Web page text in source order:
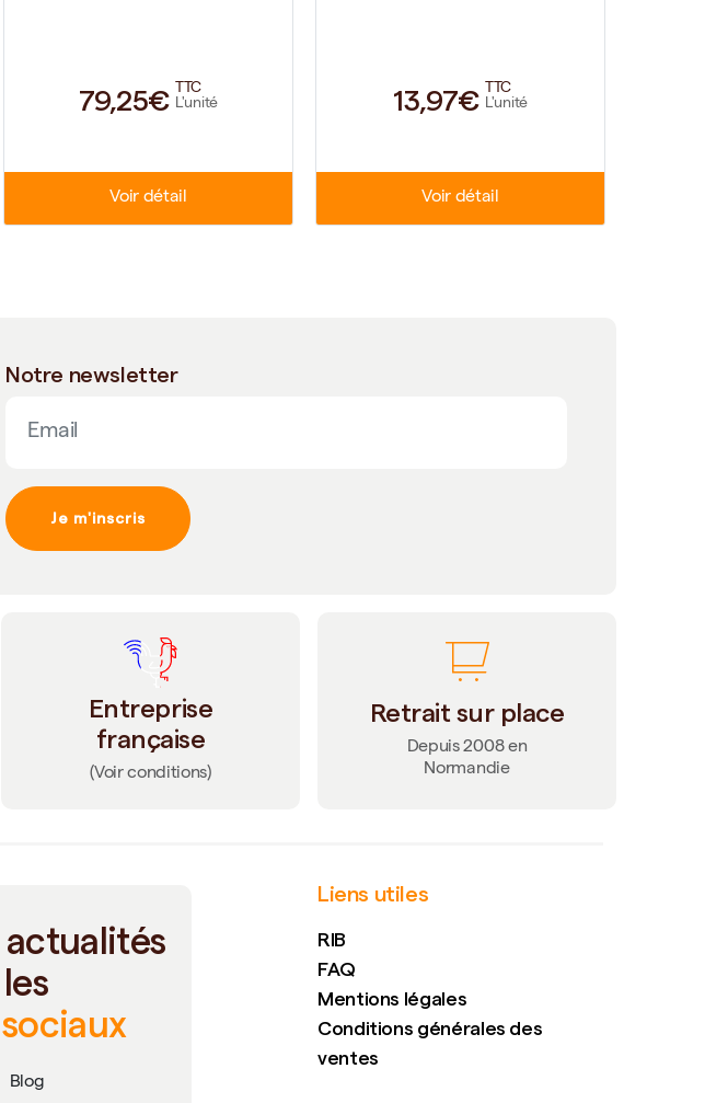
79,25€
TTC
L'unité
Voir détail
13,97€
TTC
L'unité
Voir détail
Notre newsletter
Je m'inscris
Entreprise
française
(Voir conditions)
Retrait sur place
Depuis 2008 en
Normandie
actualités
Blog
Liens utiles
RIB
FAQ
Mentions légales
Conditions générales des
ventes